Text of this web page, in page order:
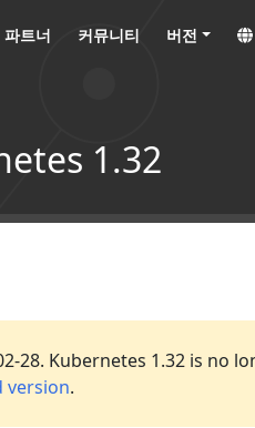
파트너 커뮤니티 버전
1.32
28. Kubernetes 1.32 is no
version.